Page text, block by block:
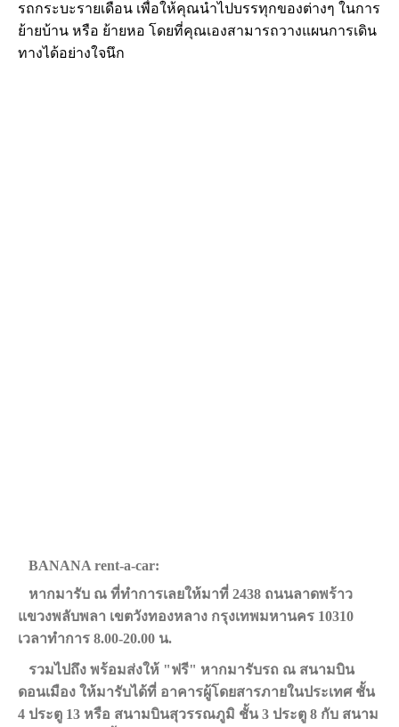
รถกระบะรายเดือน เพื่อให้คุณนำไปบรรทุกของต่างๆ ในการ
ย้ายบ้าน หรือ ย้ายหอ โดยที่คุณเองสามารถวางแผนการเดิน
ทางได้อย่างใจนึก
BANANA rent-a-car:
หากมารับ ณ ที่ทำการเลยให้มาที่ 2438 ถนนลาดพร้าว
แขวงพลับพลา เขตวังทองหลาง กรุงเทพมหานคร 10310
เวลาทำการ 8.00-20.00 น.
รวมไปถึง พร้อมส่งให้ "ฟรี" หากมารับรถ ณ สนามบิน
ดอนเมือง ให้มารับได้ที่ อาคารผู้โดยสารภายในประเทศ ชั้น
4 ประตู 13 หรือ สนามบินสุวรรณภูมิ ชั้น 3 ประตู 8 กับ สนาม